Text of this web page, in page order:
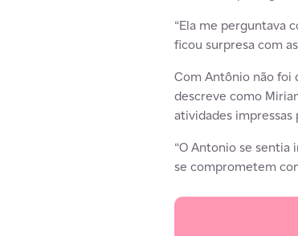
“Ela me perguntava
ficou surpresa com
Com Antônio não foi
descreve como
atividades impressas
“O Antonio se sentia
se comprometem